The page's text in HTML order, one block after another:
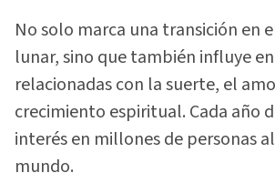
No solo marca una transición en
lunar, sino que también influye
relacionadas con la suerte, el
crecimiento espiritual. Cada año
interés en millones de personas
mundo.